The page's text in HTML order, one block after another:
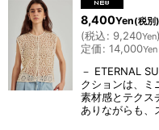
8,400Yen(税別)
(税込: 9,240Yen)
定価: 14,000Yen
－ ETERNAL
クションは、ミ
素材感とテクス
ありながらも